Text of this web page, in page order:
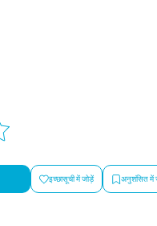
इच्छासूची में जोड़ें अनुशंसित में